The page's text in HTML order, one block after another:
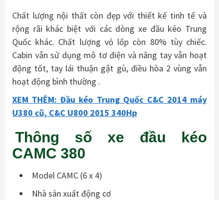
Chất lượng nội thất còn đẹp với thiết kế tinh tế và
rộng rãi khác biệt với các dòng xe đầu kéo Trung
Quốc khác. Chất lượng vỏ lốp còn 80% tùy chiếc.
Cabin vẫn sử dụng mô tơ điện và nâng tay vẫn hoạt
động tốt, tay lái thuận gật gù, điều hòa 2 vùng vẫn
hoạt động bình thường .
XEM THÊM: Đầu kéo Trung Quốc C&C 2014 máy
U380 cũ, C&C U800 2015 340Hp
Thông số xe đầu kéo
CAMC 380
Model CAMC (6 x 4)
Nhà sản xuất động cơ